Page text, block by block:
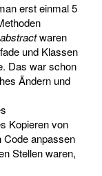
erst einmal 5
abstractwaren
und Klassen
Das war schon
Ändern und
Kopieren von
Code anpassen
Stellen waren,